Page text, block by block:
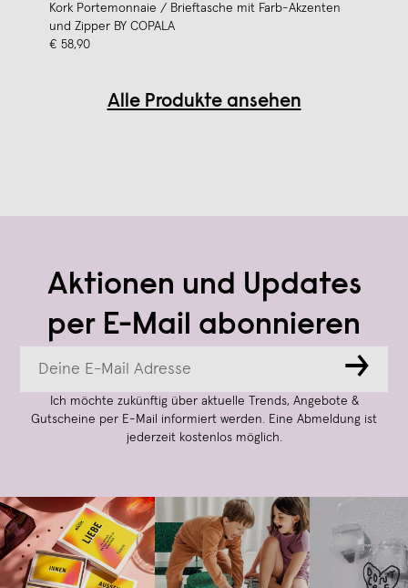
Kork Portemonnaie / Brieftasche mit Farb-Akzenten
und Zipper BY COPALA
€ 58,90
Alle Produkte ansehen
Aktionen und Updates
per E-Mail abonnieren
→
Ich möchte zukünftig über aktuelle Trends, Angebote &
Gutscheine per E-Mail informiert werden. Eine Abmeldung ist
jederzeit kostenlos möglich.